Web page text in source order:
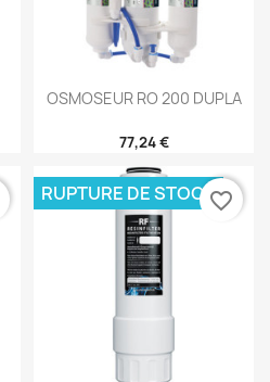
OSMOSEUR RO 200 DUPLA
77,24 €
RUPTURE DE STOCKfavorite_border